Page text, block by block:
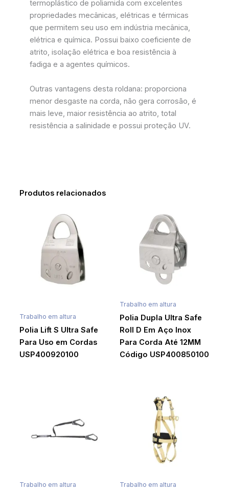
termoplástico de poliamida com excelentes
propriedades mecânicas, elétricas e térmicas
que permitem seu uso em indústria mecânica,
elétrica e química. Possui baixo coeficiente de
atrito, isolação elétrica e boa resistência à
fadiga e a agentes químicos.
Outras vantagens desta roldana: proporciona
menor desgaste na corda, não gera corrosão, é
mais leve, maior resistência ao atrito, total
resistência a salinidade e possui proteção UV.
Produtos relacionados
Trabalho em altura
Polia Lift S Ultra Safe
Para Uso em Cordas
USP400920100
Trabalho em altura
Polia Dupla Ultra Safe
Roll D Em Aço Inox
Para Corda Até 12MM
Código USP400850100
Trabalho em altura Trabalho em altura